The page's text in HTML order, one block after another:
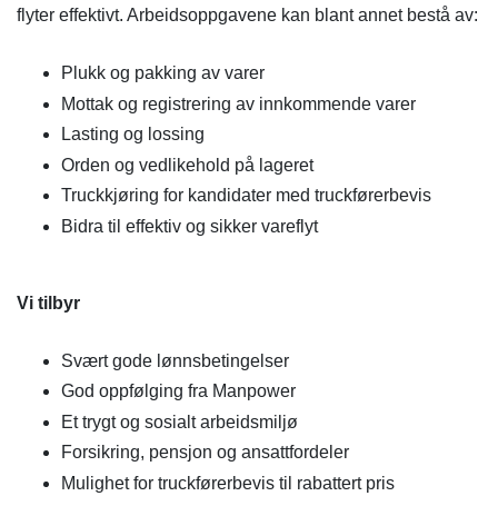
flyter effektivt. Arbeidsoppgavene kan blant annet bestå av:
Plukk og pakking av varer
Mottak og registrering av innkommende varer
Lasting og lossing
Orden og vedlikehold på lageret
Truckkjøring for kandidater med truckførerbevis
Bidra til effektiv og sikker vareflyt
Vi tilbyr
Svært gode lønnsbetingelser
God oppfølging fra Manpower
Et trygt og sosialt arbeidsmiljø
Forsikring, pensjon og ansattfordeler
Mulighet for truckførerbevis til rabattert pris